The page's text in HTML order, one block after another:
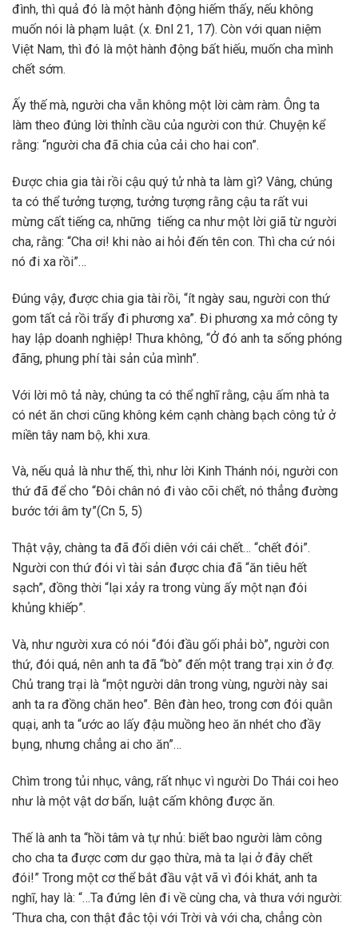
đình, thì quả đó là một hành động hiếm thấy, nếu không
muốn nói là phạm luật. (x. Đnl 21, 17). Còn với quan niệm
Việt Nam, thì đó là một hành động bất hiếu, muốn cha mình
chết sớm.
Ấy thế mà, người cha vẫn không một lời càm ràm. Ông ta
làm theo đúng lời thỉnh cầu của người con thứ. Chuyện kể
rằng: “người cha đã chia của cải cho hai con”.
Được chia gia tài rồi cậu quý tử nhà ta làm gì? Vâng, chúng
ta có thể tưởng tượng, tưởng tượng rằng cậu ta rất vui
mừng cất tiếng ca, những tiếng ca như một lời giã từ người
cha, rằng: “Cha ơi! khi nào ai hỏi đến tên con. Thì cha cứ nói
nó đi xa rồi”…
Đúng vậy, được chia gia tài rồi, “ít ngày sau, người con thứ
gom tất cả rồi trẩy đi phương xa”. Đi phương xa mở công ty
hay lập doanh nghiệp! Thưa không, “Ở đó anh ta sống phóng
đãng, phung phí tài sản của mình”.
Với lời mô tả này, chúng ta có thể nghĩ rằng, cậu ấm nhà ta
có nét ăn chơi cũng không kém cạnh chàng bạch công tử ở
miền tây nam bộ, khi xưa.
Và, nếu quả là như thế, thì, như lời Kinh Thánh nói, người con
thứ đã để cho “Đôi chân nó đi vào cõi chết, nó thẳng đường
bước tới âm ty”(Cn 5, 5)
Thật vậy, chàng ta đã đối diên với cái chết… “chết đói”.
Người con thứ đói vì tài sản được chia đã “ăn tiêu hết
sạch”, đồng thời “lại xảy ra trong vùng ấy một nạn đói
khủng khiếp”.
Và, như người xưa có nói “đói đầu gối phải bò”, người con
thứ, đói quá, nên anh ta đã “bò” đến một trang trại xin ở đợ.
Chủ trang trại là “một người dân trong vùng, người này sai
anh ta ra đồng chăn heo”. Bên đàn heo, trong cơn đói quằn
quại, anh ta “ước ao lấy đậu muồng heo ăn nhét cho đầy
bụng, nhưng chẳng ai cho ăn”…
Chìm trong tủi nhục, vâng, rất nhục vì người Do Thái coi heo
như là một vật dơ bẩn, luật cấm không được ăn.
Thế là anh ta “hồi tâm và tự nhủ: biết bao người làm công
cho cha ta được cơm dư gạo thừa, mà ta lại ở đây chết
đói!” Trong một cơ thể bắt đầu vật vã vì đói khát, anh ta
nghĩ, hay là: “…Ta đứng lên đi về cùng cha, và thưa với người:
‘Thưa cha, con thật đắc tội với Trời và với cha, chẳng còn